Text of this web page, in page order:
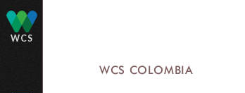
WCS
WCS COLOMBIA